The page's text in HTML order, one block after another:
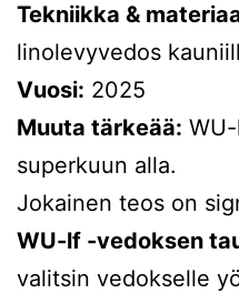
Tekniikka &
linolevyvedos
Vuosi: 2025
Muuta tärkeää:
superkuun alla.
Jokainen teos on
WU-lf -vedoksen
valitsin vedokselle